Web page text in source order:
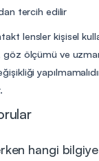
tercih edilir
lensler kişisel
göz ölçümü ve
hangi